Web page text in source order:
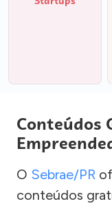
Conteúdos
O Sebrae/PR
conteúdos